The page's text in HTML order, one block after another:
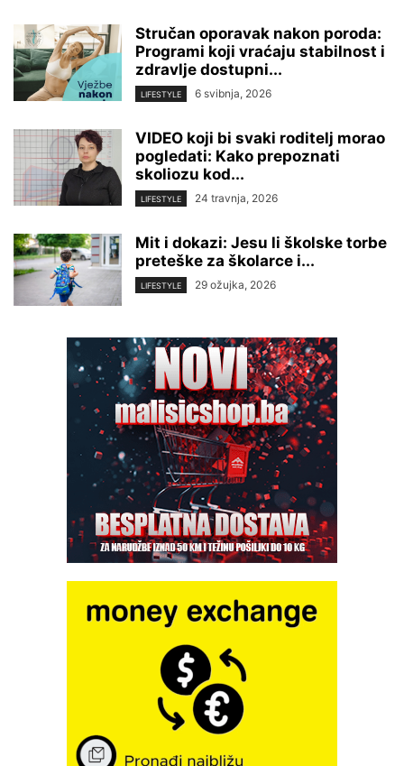
Stručan oporavak nakon poroda:
Programi koji vraćaju stabilnost i
zdravlje dostupni...
LIFESTYLE 6 svibnja, 2026
VIDEO koji bi svaki roditelj morao
pogledati: Kako prepoznati
skoliozu kod...
LIFESTYLE 24 travnja, 2026
Mit i dokazi: Jesu li školske torbe
preteške za školarce i...
LIFESTYLE 29 ožujka, 2026